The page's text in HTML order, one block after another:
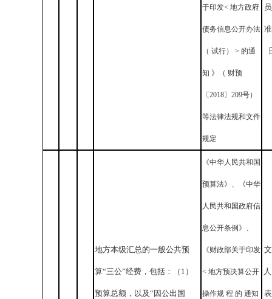
于印发< 地方政府
债务信息公开办法
（ 试行） > 的通
知 》（ 财预
〔2018〕209号）
等法律法规和文件
规定
地方本级汇总的一般公共预
算“三公”经费，包括：（1）
预算总额，以及“因公出国
《中华人民共和国
预算法》、《中华
人民共和国政府信
息公开条例》、
《财政部关于印发
< 地方预决算公开
操作规 程 的 通知